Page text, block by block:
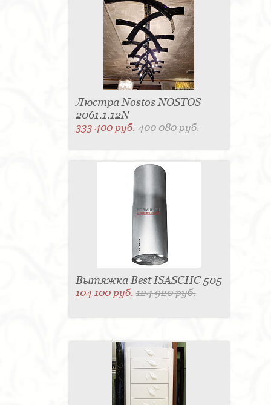
Люстра Nostos NOSTOS
2061.1.12N
333 400 руб.400 080 руб.
Вытяжка Best ISASCHC 505
104 100 руб.124 920 руб.